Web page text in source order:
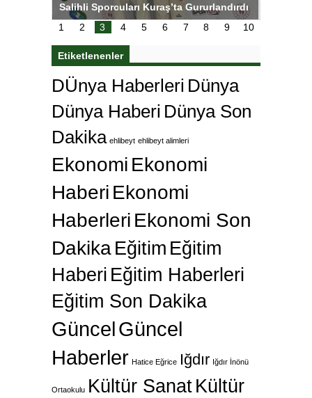
Salihli Sporcuları Kuraş’ta Gururlandırdı
1 2 3 4 5 6 7 8 9 10
Etiketlenenler
DÜnya Haberleri Dünya
Dünya Haberi Dünya Son
Dakika ehlibeyt ehlibeyt alimleri
Ekonomi Ekonomi
Haberi Ekonomi
Haberleri Ekonomi Son
Dakika Eğitim Eğitim
Haberi Eğitim Haberleri
Eğitim Son Dakika
GüncelGüncel
Haberler Hatice Eğrice Iğdır Iğdır İnönü
Ortaokulu Kültür SanatKültür